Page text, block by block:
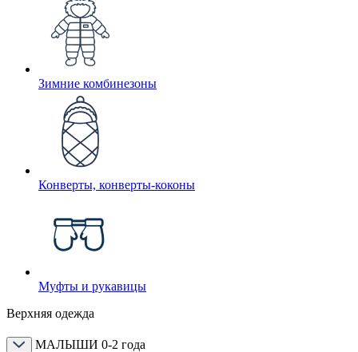
Зимние комбинезоны
Конверты, конверты-коконы
Муфты и рукавицы
Верхняя одежда
МАЛЫШИ 0-2 года